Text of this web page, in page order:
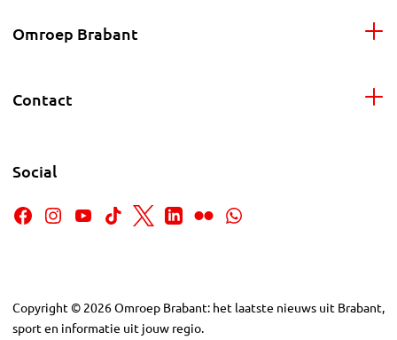
Omroep Brabant
Contact
Social
Copyright © 2026Omroep Brabant: het laatste nieuws uit Brabant,
sport en informatie uit jouw regio.